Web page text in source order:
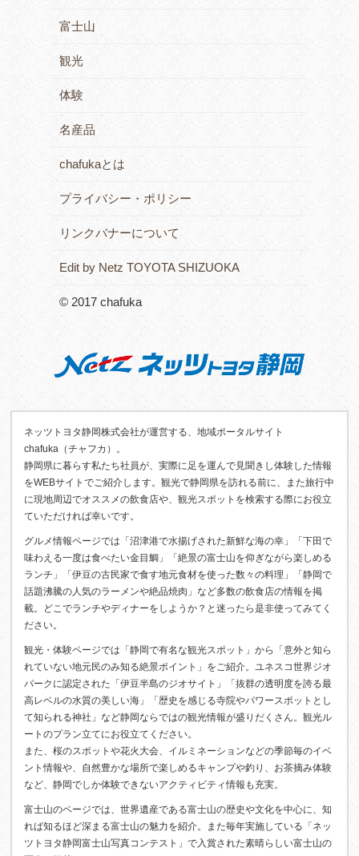
富士山
観光
体験
名産品
chafukaとは
プライバシー・ポリシー
リンクバナーについて
Edit by Netz TOYOTA SHIZUOKA
© 2017 chafuka
ネッツトヨタ静岡株式会社が運営する、地域ポータルサイト
chafuka（チャフカ）。
静岡県に暮らす私たち社員が、実際に足を運んで見聞きし体験した情報
をWEBサイトでご紹介します。観光で静岡県を訪れる前に、また旅行中
に現地周辺でオススメの飲食店や、観光スポットを検索する際にお役立
ていただければ幸いです。
グルメ情報ページでは「沼津港で水揚げされた新鮮な海の幸」「下田で
味わえる一度は食べたい金目鯛」「絶景の富士山を仰ぎながら楽しめる
ランチ」「伊豆の古民家で食す地元食材を使った数々の料理」「静岡で
話題沸騰の人気のラーメンや絶品焼肉」など多数の飲食店の情報を掲
載。どこでランチやディナーをしようか？と迷ったら是非使ってみてく
ださい。
観光・体験ページでは「静岡で有名な観光スポット」から「意外と知ら
れていない地元民のみ知る絶景ポイント」をご紹介。ユネスコ世界ジオ
パークに認定された「伊豆半島のジオサイト」「抜群の透明度を誇る最
高レベルの水質の美しい海」「歴史を感じる寺院やパワースポットとし
て知られる神社」など静岡ならではの観光情報が盛りだくさん。観光ル
ートのプラン立てにお役立てください。
また、桜のスポットや花火大会、イルミネーションなどの季節毎のイベ
ント情報や、自然豊かな場所で楽しめるキャンプや釣り、お茶摘み体験
など、静岡でしか体験できないアクティビティ情報も充実。
富士山のページでは、世界遺産である富士山の歴史や文化を中心に、知
れば知るほど深まる富士山の魅力を紹介。また毎年実施している「ネッ
ツトヨタ静岡富士山写真コンテスト」で入賞された素晴らしい富士山の